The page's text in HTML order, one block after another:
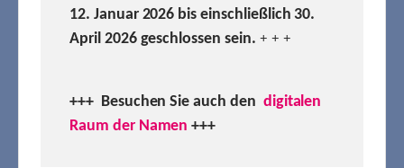
12. Januar 2026 bis einschließlich 30.
April 2026 geschlossen sein. + + +
+++ Besuchen Sie auch den digitalen
Raum der Namen +++